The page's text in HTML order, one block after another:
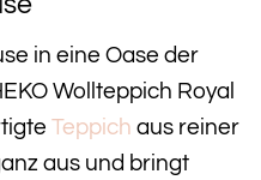
in eine Oase der
Wollteppich Royal
Teppich aus reiner
aus und bringt